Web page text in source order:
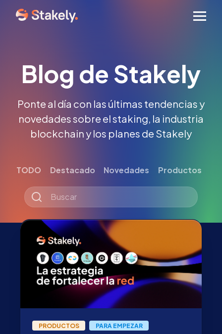
Blog de Stakely
Ponte al día con las últimas tendencias y
novedades sobre el staking, la industria
blockchain y los planes de Stakely
TODO Destacado Novedades Productos
PRODUCTOS PARA EMPEZAR